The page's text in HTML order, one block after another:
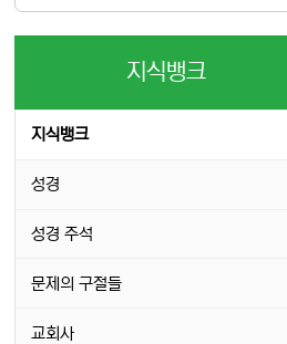
지식뱅크
지식뱅크
성경
성경 주석
문제의 구절들
교회사